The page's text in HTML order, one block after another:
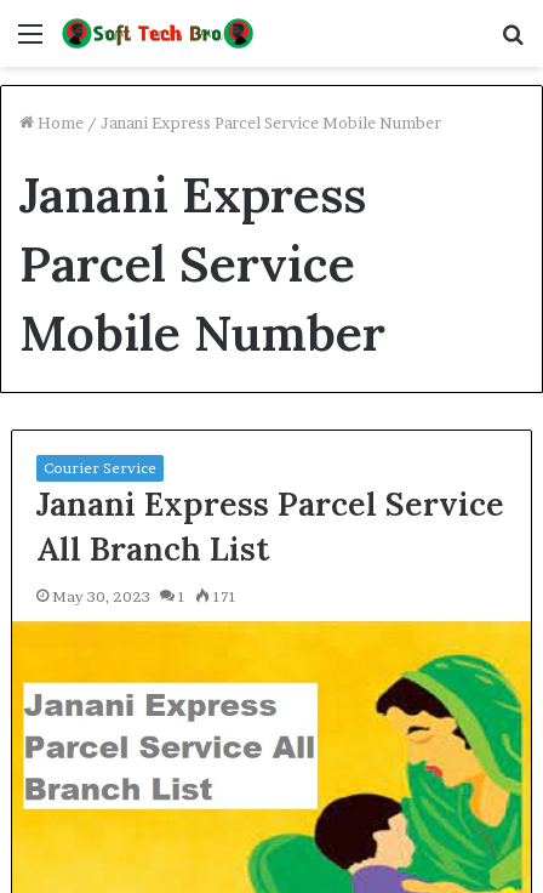
Menu
Home / Janani Express Parcel Service Mobile Number
Janani Express
Parcel Service
Mobile Number
Courier Service
Janani Express Parcel Service
All Branch List
May 30, 2023 1 171